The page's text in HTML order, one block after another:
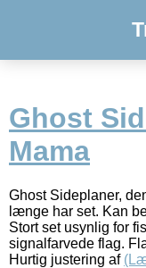
Ghost
Mama
Ghost Sideplaner,
længe har set. Kan
Stort set usynlig for
signalfarvede flag.
Hurtig justering af